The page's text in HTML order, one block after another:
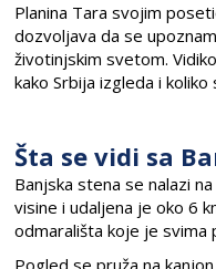
Planina Tara svojim
dozvoljava da se
životinjskim svetom.
kako Srbija izgleda ikoliko
Šta se vidi sa
Banjska stena se nalazi na
visine iudaljena je oko 6
odmarališta koje je svima